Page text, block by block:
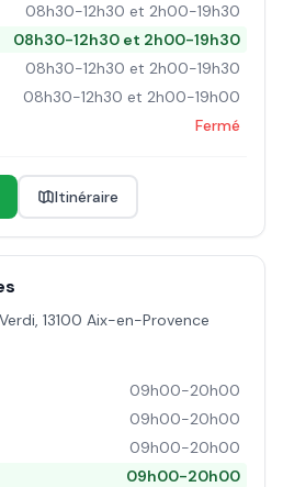
08h30-12h30 et 2h00-19h30
08h30-12h30 et 2h00-19h30
08h30-12h30 et 2h00-19h30
08h30-12h30 et 2h00-19h00
Fermé
Itinéraire
, 13100 Aix-en-Provence
09h00-20h00
09h00-20h00
09h00-20h00
09h00-20h00